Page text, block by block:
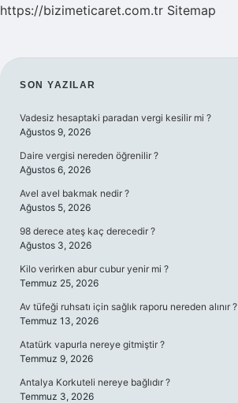
https://bizimeticaret.com.tr Sitemap
SIDEBAR
SON YAZILAR
Vadesiz hesaptaki paradan vergi kesilir mi ?
Ağustos 9, 2026
Daire vergisi nereden öğrenilir ?
Ağustos 6, 2026
Avel avel bakmak nedir ?
Ağustos 5, 2026
98 derece ateş kaç derecedir ?
Ağustos 3, 2026
Kilo verirken abur cubur yenir mi ?
Temmuz 25, 2026
Av tüfeği ruhsatı için sağlık raporu nereden alınır ?
Temmuz 13, 2026
Atatürk vapurla nereye gitmiştir ?
Temmuz 9, 2026
Antalya Korkuteli nereye bağlıdır ?
Temmuz 3, 2026